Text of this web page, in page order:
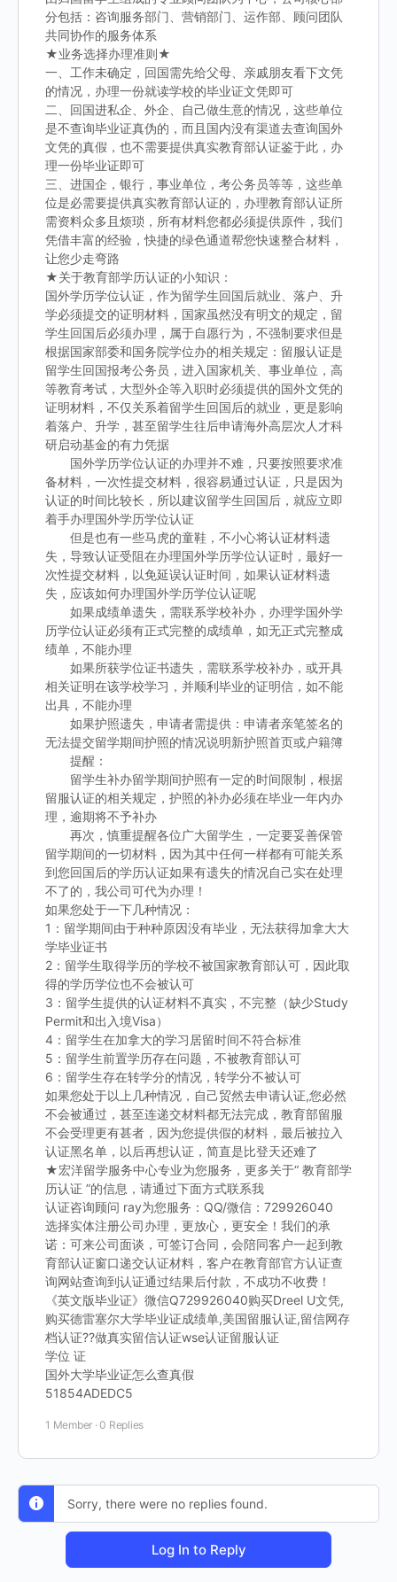
分包括：咨询服务部门、营销部门、运作部、顾问团队
共同协作的服务体系
★业务选择办理准则★
一、工作未确定，回国需先给父母、亲戚朋友看下文凭
的情况，办理一份就读学校的毕业证文凭即可
二、回国进私企、外企、自己做生意的情况，这些单位
是不查询毕业证真伪的，而且国内没有渠道去查询国外
文凭的真假，也不需要提供真实教育部认证鉴于此，办
理一份毕业证即可
三、进国企，银行，事业单位，考公务员等等，这些单
位是必需要提供真实教育部认证的，办理教育部认证所
需资料众多且烦琐，所有材料您都必须提供原件，我们
凭借丰富的经验，快捷的绿色通道帮您快速整合材料，
让您少走弯路
★关于教育部学历认证的小知识：
国外学历学位认证，作为留学生回国后就业、落户、升
学必须提交的证明材料，国家虽然没有明文的规定，留
学生回国后必须办理，属于自愿行为，不强制要求但是
根据国家部委和国务院学位办的相关规定：留服认证是
留学生回国报考公务员，进入国家机关、事业单位，高
等教育考试，大型外企等入职时必须提供的国外文凭的
证明材料，不仅关系着留学生回国后的就业，更是影响
着落户、升学，甚至留学生往后申请海外高层次人才科
研启动基金的有力凭据
国外学历学位认证的办理并不难，只要按照要求准
备材料，一次性提交材料，很容易通过认证，只是因为
认证的时间比较长，所以建议留学生回国后，就应立即
着手办理国外学历学位认证
但是也有一些马虎的童鞋，不小心将认证材料遗
失，导致认证受阻在办理国外学历学位认证时，最好一
次性提交材料，以免延误认证时间，如果认证材料遗
失，应该如何办理国外学历学位认证呢
如果成绩单遗失，需联系学校补办，办理学国外学
历学位认证必须有正式完整的成绩单，如无正式完整成
绩单，不能办理
如果所获学位证书遗失，需联系学校补办，或开具
相关证明在该学校学习，并顺利毕业的证明信，如不能
出具，不能办理
如果护照遗失，申请者需提供：申请者亲笔签名的
无法提交留学期间护照的情况说明新护照首页或户籍簿
提醒：
留学生补办留学期间护照有一定的时间限制，根据
留服认证的相关规定，护照的补办必须在毕业一年内办
理，逾期将不予补办
再次，慎重提醒各位广大留学生，一定要妥善保管
留学期间的一切材料，因为其中任何一样都有可能关系
到您回国后的学历认证如果有遗失的情况自己实在处理
不了的，我公司可代为办理！
如果您处于一下几种情况：
1：留学期间由于种种原因没有毕业，无法获得加拿大大
学毕业证书
2：留学生取得学历的学校不被国家教育部认可，因此取
得的学历学位也不会被认可
3：留学生提供的认证材料不真实，不完整（缺少Study
Permit和出入境Visa）
4：留学生在加拿大的学习居留时间不符合标准
5：留学生前置学历存在问题，不被教育部认可
6：留学生存在转学分的情况，转学分不被认可
如果您处于以上几种情况，自己贸然去申请认证,您必然
不会被通过，甚至连递交材料都无法完成，教育部留服
不会受理更有甚者，因为您提供假的材料，最后被拉入
认证黑名单，以后再想认证，简直是比登天还难了
★宏洋留学服务中心专业为您服务，更多关于“ 教育部学
历认证 ”的信息，请通过下面方式联系我
认证咨询顾问 ray为您服务：QQ/微信：729926040
选择实体注册公司办理，更放心，更安全！我们的承
诺：可来公司面谈，可签订合同，会陪同客户一起到教
育部认证窗口递交认证材料，客户在教育部官方认证查
询网站查询到认证通过结果后付款，不成功不收费！
《英文版毕业证》微信Q729926040购买Dreel U文凭,
购买德雷塞尔大学毕业证成绩单,美国留服认证,留信网存
档认证??做真实留信认证wse认证留服认证
学位 证
国外大学毕业证怎么查真假
51854ADEDC5
1 Member ·0 Replies
Sorry, there were no replies found.
Log In to Reply